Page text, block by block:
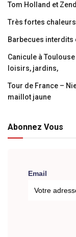
Tom Holland et
Très fortes
Barbecues interdits
Canicule à
loisirs, jardins,
Tour de France –
maillot jaune
Abonnez Vous
Email